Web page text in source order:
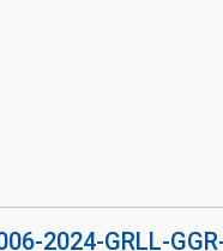
2024-GRLL-